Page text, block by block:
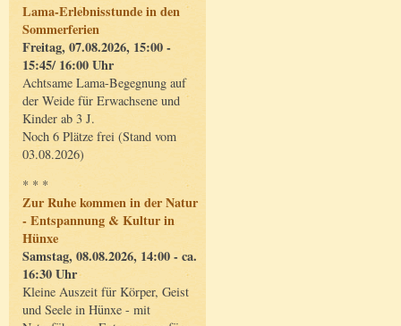
Lama-Erlebnisstunde in den
Sommerferien
Freitag, 07.08.2026, 15:00 -
15:45/ 16:00 Uhr
Achtsame Lama-Begegnung auf
der Weide für Erwachsene und
Kinder ab 3 J.
Noch 6 Plätze frei (Stand vom
03.08.2026)
* * *
Zur Ruhe kommen in der Natur
- Entspannung & Kultur in
Hünxe
Samstag, 08.08.2026, 14:00 - ca.
16:30 Uhr
Kleine Auszeit für Körper, Geist
und Seele in Hünxe - mit